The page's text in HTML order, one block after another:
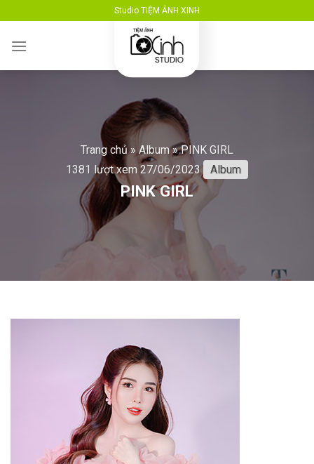
to
content
Studio TIỆM ẢNH XINH
Trang chủ»Album»PINK GIRL
1381 lượt xem 27/06/2023 Album
PINK GIRL